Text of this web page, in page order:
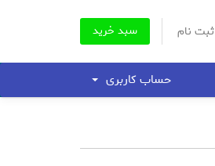
ثبت نام سبد خرید
حساب کاربری